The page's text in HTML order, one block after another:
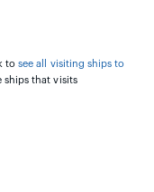
tosee all visiting ships to
ships that visits